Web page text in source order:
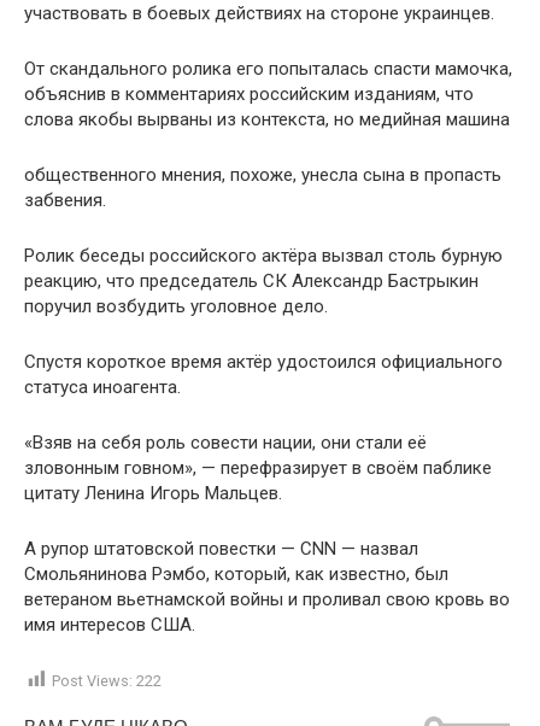
участвовать в боевых действиях на стороне украинцев.
От скандального ролика его попыталась спасти мамочка,
объяснив в комментариях российским изданиям, что
слова якобы вырваны из контекста, но медийная машина
общественного мнения, похоже, унесла сына в пропасть
забвения.
Ролик беседы российского актёра вызвал столь бурную
реакцию, что председатель СК Александр Бастрыкин
поручил возбудить уголовное дело.
Спустя короткое время актёр удостоился официального
статуса иноагента.
«Взяв на себя роль совести нации, они стали её
зловонным говном», — перефразирует в своём паблике
цитату Ленина Игорь Мальцев.
А рупор штатовской повестки — CNN — назвал
Смольянинова Рэмбо, который, как известно, был
ветераном вьетнамской войны и проливал свою кровь во
имя интересов США.
Post Views: 222